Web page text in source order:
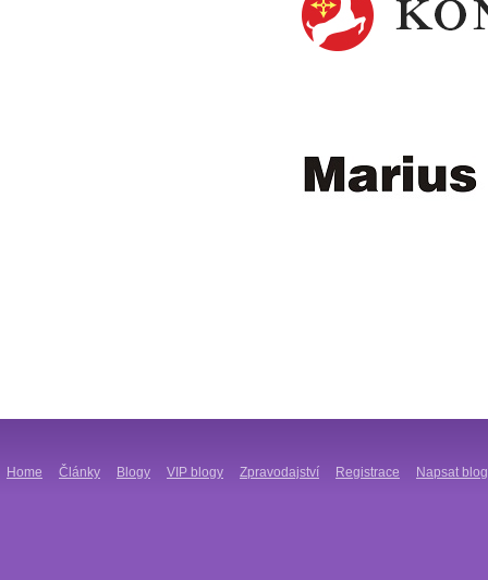
Home Články Blogy VIP blogy Zpravodajství Registrace Napsat blog